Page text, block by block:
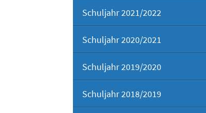
Schuljahr 2021/2022
Schuljahr 2020/2021
Schuljahr 2019/2020
Schuljahr 2018/2019